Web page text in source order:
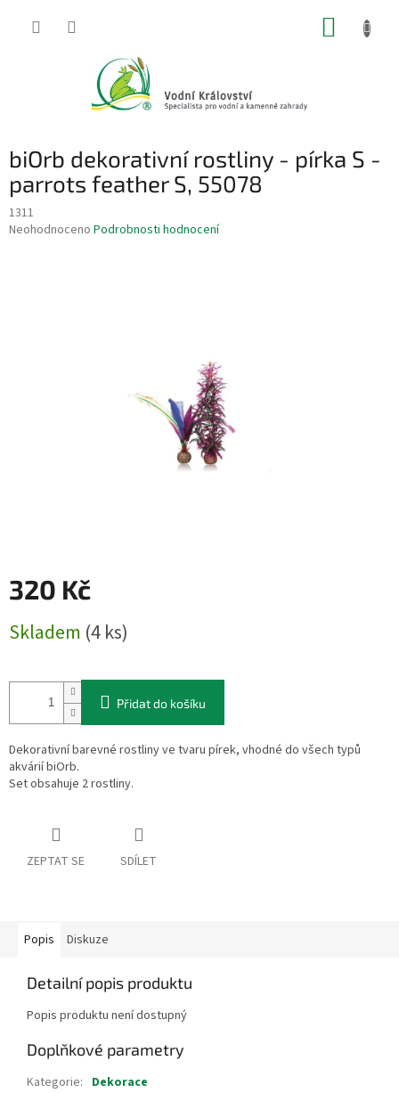
biOrb dekorativní rostliny - pírka S -
parrots feather S, 55078
1311
Průměrné
Neohodnoceno Podrobnosti hodnocení
320 Kč
cena:
Skladem (4 ks)
Přidat do košíku
Dekorativní barevné rostliny ve tvaru pírek, vhodné do všech typů
akvárií biOrb.
Set obsahuje 2 rostliny.
ZEPTAT SE SDÍLET
Popis Diskuze
Detailní popis produktu
Popis produktu není dostupný
Doplňkové parametry
Kategorie: Dekorace